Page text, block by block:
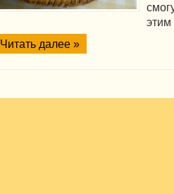
этим
Читать далее »